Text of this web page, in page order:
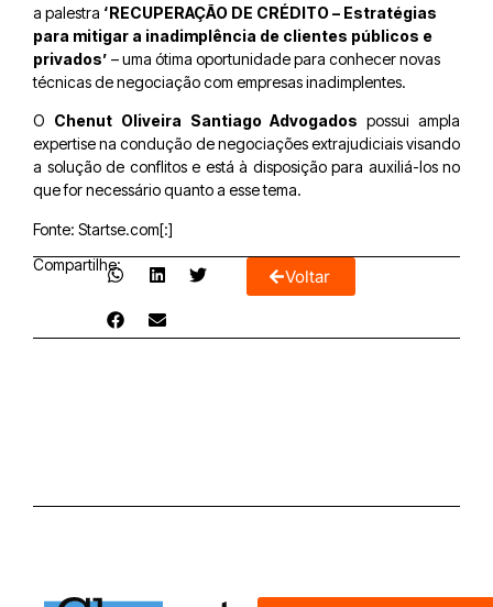
a palestra ‘RECUPERAÇÃO DE CRÉDITO – Estratégias
para mitigar a inadimplência de clientes públicos e
privados’ – uma ótima oportunidade para conhecer novas
técnicas de negociação com empresas inadimplentes.
O Chenut Oliveira Santiago Advogados possui ampla
expertise na condução de negociações extrajudiciais visando
a solução de conflitos e está à disposição para auxiliá-los no
que for necessário quanto a esse tema.
Fonte: Startse.com[:]
Compartilhe:
Voltar